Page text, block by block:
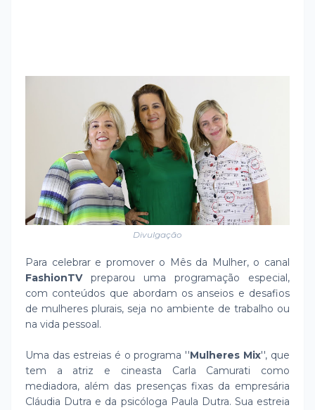
Divulgação
Para celebrar e promover o Mês da Mulher, o canal
FashionTVpreparou uma programação especial,
com conteúdos que abordam os anseios e desafios
de mulheres plurais, seja no ambiente de trabalho ou
na vida pessoal.
Uma das estreias é o programa ''Mulheres Mix'', que
tem a atriz e cineasta Carla Camurati como
mediadora, além das presenças fixas da empresária
Cláudia Dutra e da psicóloga Paula Dutra. Sua estreia